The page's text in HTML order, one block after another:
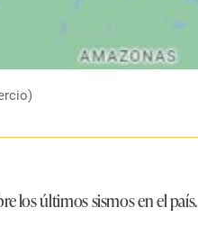
los últimos sismos en el país.